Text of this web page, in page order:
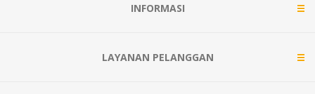
INFORMASI
LAYANAN PELANGGAN